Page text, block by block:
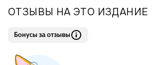
ОТЗЫВЫ НА ЭТО ИЗДАНИЕ
Бонусы за отзывы